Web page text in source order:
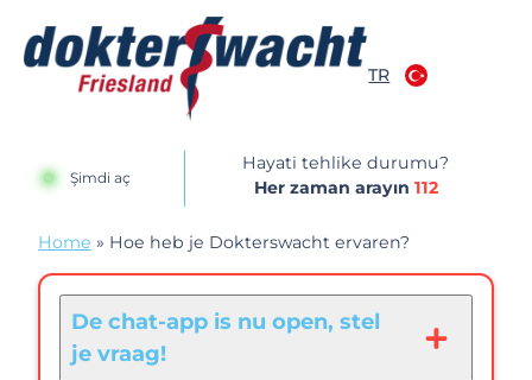
TR
Şimdi aç
Hayati tehlike durumu?
Her zaman arayın 112
Home » Hoe heb je Dokterswacht ervaren?
De chat-app is nu open, stel
je vraag!